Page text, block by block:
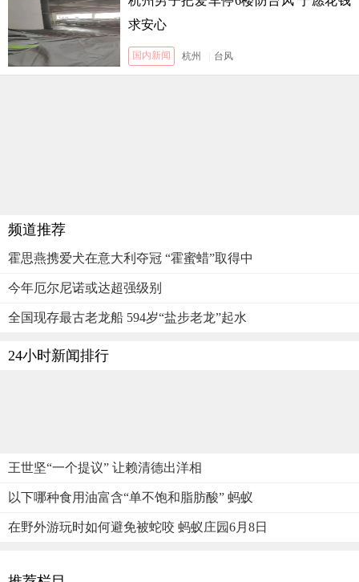
求安心
国内新闻 杭州 台风
频道推荐
霍思燕携爱犬在意大利夺冠 “霍蜜蜡”取得中
今年厄尔尼诺或达超强级别
全国现存最古老龙船 594岁“盐步老龙”起水
24小时新闻排行
王世坚“一个提议” 让赖清德出洋相
以下哪种食用油富含“单不饱和脂肪酸” 蚂蚁
在野外游玩时如何避免被蛇咬 蚂蚁庄园6月8日